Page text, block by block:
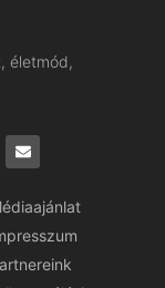
életmód,